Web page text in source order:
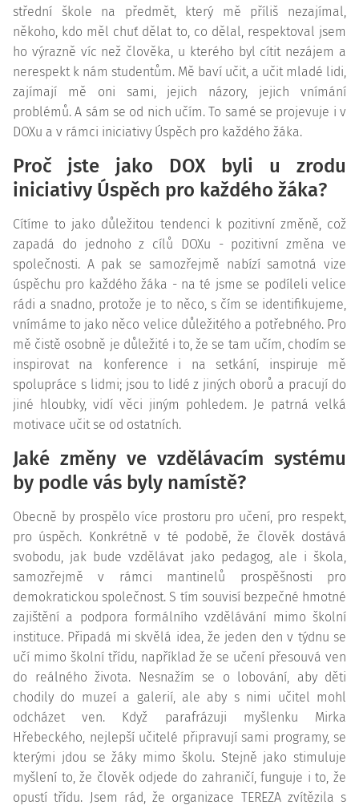
střední škole na předmět, který mě příliš nezajímal,
někoho, kdo měl chuť dělat to, co dělal, respektoval jsem
ho výrazně víc než člověka, u kterého byl cítit nezájem a
nerespekt k nám studentům. Mě baví učit, a učit mladé lidi,
zajímají mě oni sami, jejich názory, jejich vnímání
problémů. A sám se od nich učím. To samé se projevuje i v
DOXu a v rámci iniciativy Úspěch pro každého žáka.
Proč jste jako DOX byli u zrodu
iniciativy Úspěch pro každého žáka?
Cítíme to jako důležitou tendenci k pozitivní změně, což
zapadá do jednoho z cílů DOXu - pozitivní změna ve
společnosti. A pak se samozřejmě nabízí samotná vize
úspěchu pro každého žáka - na té jsme se podíleli velice
rádi a snadno, protože je to něco, s čím se identifikujeme,
vnímáme to jako něco velice důležitého a potřebného. Pro
mě čistě osobně je důležité i to, že se tam učím, chodím se
inspirovat na konference i na setkání, inspiruje mě
spolupráce s lidmi; jsou to lidé z jiných oborů a pracují do
jiné hloubky, vidí věci jiným pohledem. Je patrná velká
motivace učit se od ostatních.
Jaké změny ve vzdělávacím systému
by podle vás byly namístě?
Obecně by prospělo více prostoru pro učení, pro respekt,
pro úspěch. Konkrétně v té podobě, že člověk dostává
svobodu, jak bude vzdělávat jako pedagog, ale i škola,
samozřejmě v rámci mantinelů prospěšnosti pro
demokratickou společnost. S tím souvisí bezpečné hmotné
zajištění a podpora formálního vzdělávání mimo školní
instituce. Připadá mi skvělá idea, že jeden den v týdnu se
učí mimo školní třídu, například že se učení přesouvá ven
do reálného života. Nesnažím se o lobování, aby děti
chodily do muzeí a galerií, ale aby s nimi učitel mohl
odcházet ven. Když parafrázuji myšlenku Mirka
Hřebeckého, nejlepší učitelé připravují sami programy, se
kterými jdou se žáky mimo školu. Stejně jako stimuluje
myšlení to, že člověk odjede do zahraničí, funguje i to, že
opustí třídu. Jsem rád, že organizace TEREZA zvítězila s